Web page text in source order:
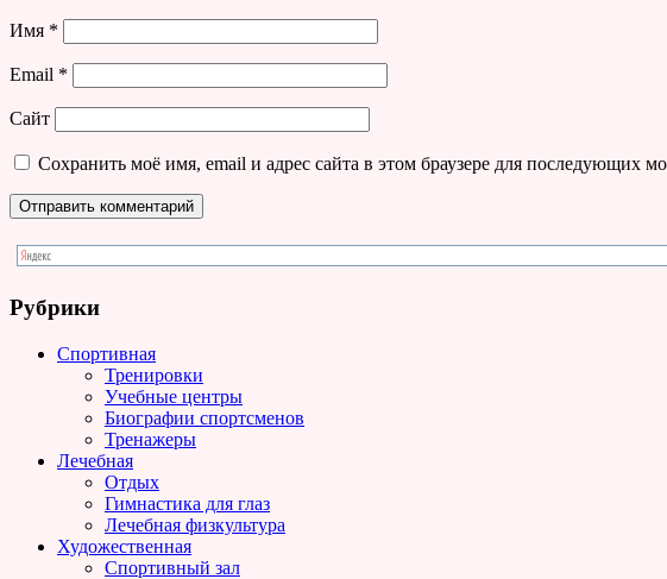
Имя *
Email *
Сайт
Сохранить моё имя, email и адрес сайта в этом браузере для последующих
Рубрики
Спортивная
Тренировки
Учебные центры
Биографии спортсменов
Тренажеры
Лечебная
Отдых
Гимнастика для глаз
Лечебная физкультура
Художественная
Спортивный зал